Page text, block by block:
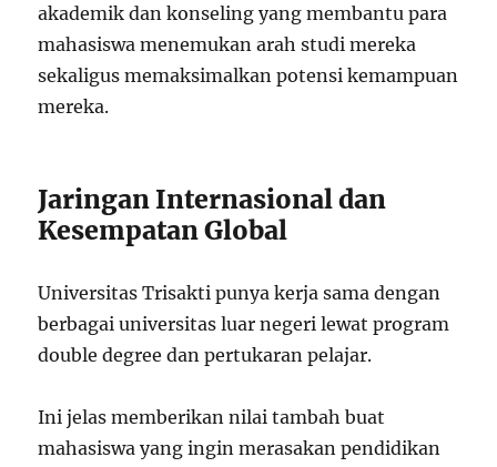
akademik dan konseling yang membantu para
mahasiswa menemukan arah studi mereka
sekaligus memaksimalkan potensi kemampuan
mereka.
Jaringan Internasional dan
Kesempatan Global
Universitas Trisakti punya kerja sama dengan
berbagai universitas luar negeri lewat program
double degree dan pertukaran pelajar.
Ini jelas memberikan nilai tambah buat
mahasiswa yang ingin merasakan pendidikan